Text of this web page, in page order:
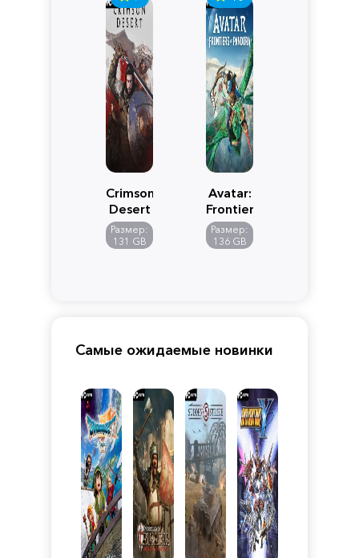
Crimson
Desert
Размер:
131 GB
Avatar:
Frontiers
of
Pandora
Размер:
136 GB
Самые ожидаемые новинки